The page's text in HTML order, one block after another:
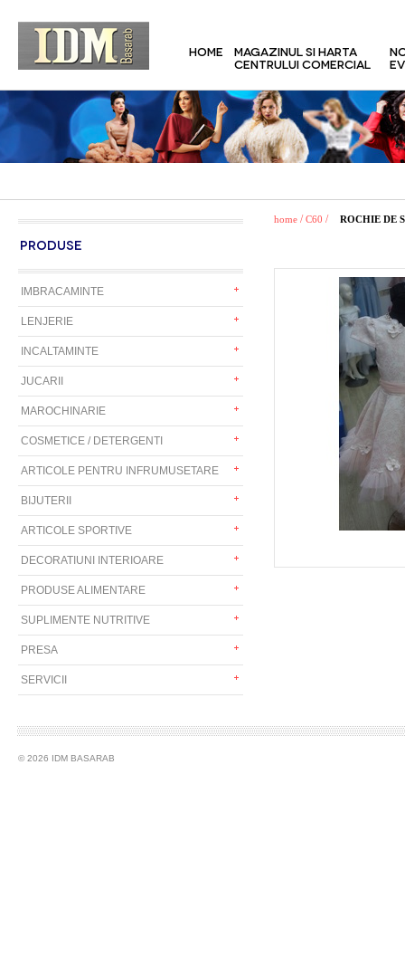
HOME
MAGAZINUL SI HARTA
CENTRULUI COMERCIAL
PRODUSE
IMBRACAMINTE
LENJERIE
INCALTAMINTE
JUCARII
MAROCHINARIE
COSMETICE / DETERGENTI
ARTICOLE PENTRU INFRUMUSETARE
BIJUTERII
ARTICOLE SPORTIVE
DECORATIUNI INTERIOARE
PRODUSE ALIMENTARE
SUPLIMENTE NUTRITIVE
PRESA
SERVICII
home / C60 / ROCHIE DE
© 2026 IDM BASARAB